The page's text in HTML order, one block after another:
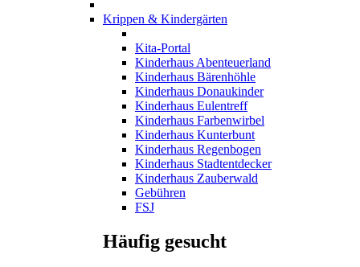
Krippen & Kindergärten
Kita-Portal
Kinderhaus Abenteuerland
Kinderhaus Bärenhöhle
Kinderhaus Donaukinder
Kinderhaus Eulentreff
Kinderhaus Farbenwirbel
Kinderhaus Kunterbunt
Kinderhaus Regenbogen
Kinderhaus Stadtentdecker
Kinderhaus Zauberwald
Gebühren
FSJ
Häufig gesucht